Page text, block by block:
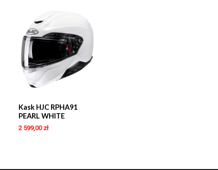
Kask HJC RPHA91
PEARL WHITE
2 599,00 zł